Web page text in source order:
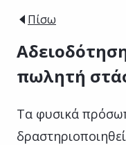
Πίσω
πωλητή
Τα φυσικά